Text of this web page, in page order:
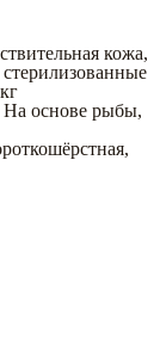
кожа,
На основе рыбы,
,